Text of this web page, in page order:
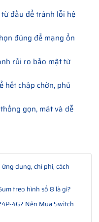
đầu để tránh lỗi hệ
đúng để mạng ổn
rủi ro bảo mật từ
hết chập chờn, phủ
gọn, mát và dễ
dụng, chi phí, cách
treo hình số 8 là gì?
4G? Nên Mua Switch